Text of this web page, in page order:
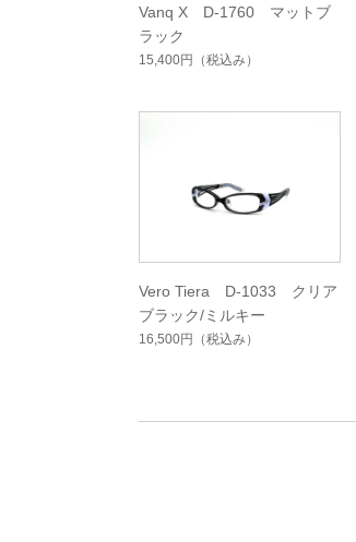
Vanq X D-1760 マットブ
ラック
15,400円 （税込み）
Vero Tiera D-1033 クリア
ブラック/ミルキー
16,500円 （税込み）